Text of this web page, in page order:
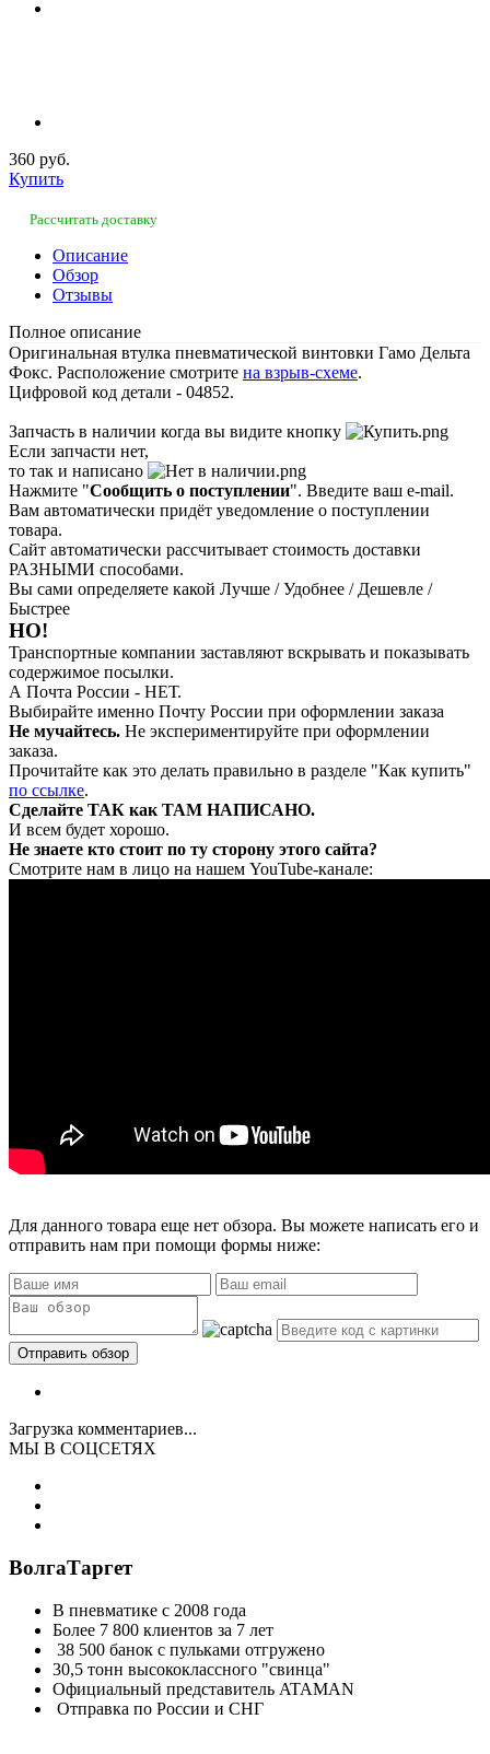
360 руб.
Купить
Рассчитать доставку
Описание
Обзор
Отзывы
Полное описание
Оригинальная втулка пневматической винтовки Гамо Дельта
Фокс. Расположение смотрите на взрыв-схеме.
Цифровой код детали - 04852.
Запчасть в наличии когда вы видите кнопку
Если запчасти нет,
то так и написано
Нажмите "Сообщить о поступлении". Введите ваш e-mail.
Вам автоматически придёт уведомление о поступлении
товара.
Сайт автоматически рассчитывает стоимость доставки
РАЗНЫМИ способами.
Вы сами определяете какой Лучше / Удобнее / Дешевле /
Быстрее
НО!
Транспортные компании заставляют вскрывать и показывать
содержимое посылки.
А Почта России - НЕТ.
Выбирайте именно Почту России при оформлении заказа
Не мучайтесь. Не экспериментируйте при оформлении
заказа.
Прочитайте как это делать правильно в разделе "Как купить"
по ссылке.
Сделайте ТАК как ТАМ НАПИСАНО.
И всем будет хорошо.
Не знаете кто стоит по ту сторону этого сайта?
Смотрите нам в лицо на нашем YouTube-канале:
Для данного товара еще нет обзора. Вы можете написать его и
отправить нам при помощи формы ниже:
Загрузка комментариев...
МЫ В СОЦСЕТЯХ
ВолгаТаргет
В пневматике с 2008 года
Более 7 800 клиентов за 7 лет
38 500 банок с пульками отгружено
30,5 тонн высококлассного "свинца"
Официальный представитель ATAMAN
Отправка по России и СНГ